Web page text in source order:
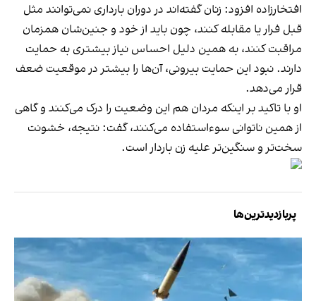
افتخارزاده افزود: زنان گفته‌اند در دوران بارداری نمی‌توانند مثل
قبل فرار یا مقابله کنند، چون باید از خود و جنین‌شان همزمان
مراقبت کنند، به همین دلیل احساس نیاز بیشتری به حمایت
دارند. نبود این حمایت بیرونی، آن‌ها را بیشتر در موقعیت ضعف
قرار می‌دهد.
او با تاکید بر اینکه مردان هم این وضعیت را درک می‌کنند و گاهی
از همین ناتوانی سوءاستفاده می‌کنند، گفت: نتیجه، خشونت
سخت‌تر و سنگین‌تر علیه زن باردار است.
پربازدیدترین‌ها